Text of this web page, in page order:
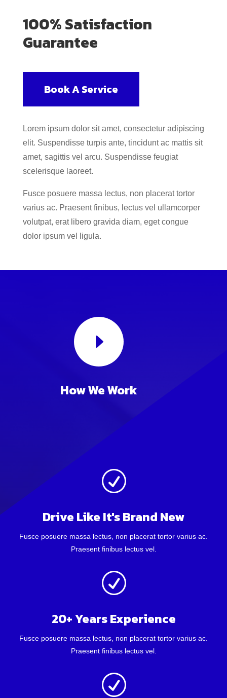
100% Satisfaction
Guarantee
Book A Service
Lorem ipsum dolor sit amet, consectetur adipiscing
elit. Suspendisse turpis ante, tincidunt ac mattis sit
amet, sagittis vel arcu. Suspendisse feugiat
scelerisque laoreet.
Fusce posuere massa lectus, non placerat tortor
varius ac. Praesent finibus, lectus vel ullamcorper
volutpat, erat libero gravida diam, eget congue
dolor ipsum vel ligula.
E
How We Work
R
Drive Like It's Brand New
Fusce posuere massa lectus, non placerat tortor varius ac.
Praesent finibus lectus vel.
R
20+ Years Experience
Fusce posuere massa lectus, non placerat tortor varius ac.
Praesent finibus lectus vel.
R